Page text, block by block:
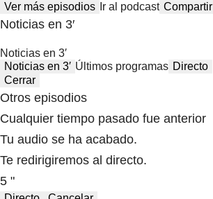
Ver más episodios Ir al podcast Compartir
Noticias en 3′
Noticias en 3′
Noticias en 3′ Últimos programas Directo
Cerrar
Otros episodios
Cualquier tiempo pasado fue anterior
Tu audio se ha acabado.
Te redirigiremos al directo.
5 "